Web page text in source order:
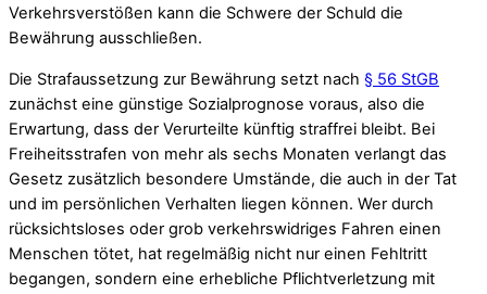
Verkehrsverstößen kann die Schwere der Schuld die
Bewährung ausschließen.
Die Strafaussetzung zur Bewährung setzt nach § 56 StGB
zunächst eine günstige Sozialprognose voraus, also die
Erwartung, dass der Verurteilte künftig straffrei bleibt. Bei
Freiheitsstrafen von mehr als sechs Monaten verlangt das
Gesetz zusätzlich besondere Umstände, die auch in der Tat
und im persönlichen Verhalten liegen können. Wer durch
rücksichtsloses oder grob verkehrswidriges Fahren einen
Menschen tötet, hat regelmäßig nicht nur einen Fehltritt
begangen, sondern eine erhebliche Pflichtverletzung mit